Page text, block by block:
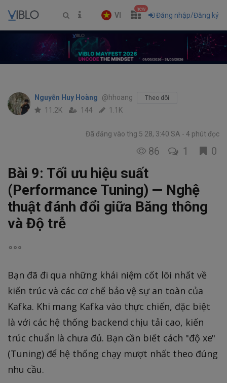
VI
new
Đăng nhập/Đăng ký
Nguyễn Huy Hoàng @hhoang Theo dõi
11.2K 144 1.1K
Đã đăng vào thg 5 28, 3:40 SA 4 phút đọc
86 1 0
Bài 9: Tối ưu hiệu suất
(Performance Tuning) — Nghệ
thuật đánh đổi giữa Băng thông
và Độ trễ
Bạn đã đi qua những khái niệm cốt lõi nhất về
kiến trúc và các cơ chế bảo vệ sự an toàn của
Kafka. Khi mang Kafka vào thực chiến, đặc biệt
là với các hệ thống backend chịu tải cao, kiến
trúc chuẩn là chưa đủ. Bạn cần biết cách "độ xe"
(Tuning) để hệ thống chạy mượt nhất theo đúng
nhu cầu.